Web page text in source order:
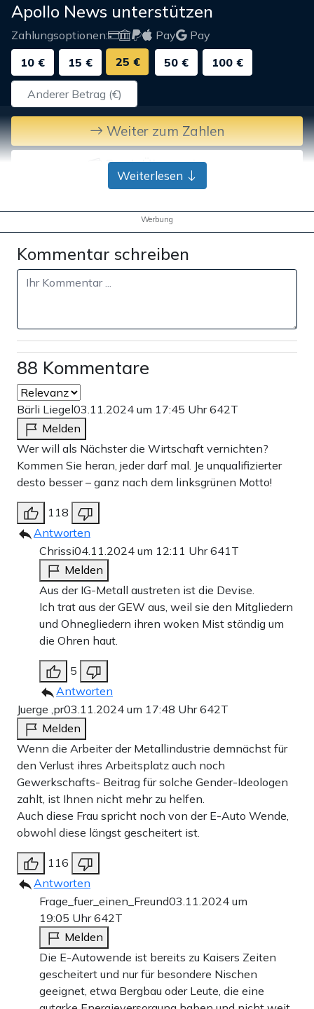
Apollo News unterstützen
Zahlungsoptionen: Pay
Pay
10 €
15 € 25 € 50 € 100 €
Weiter zum Zahlen
Bank-Überweisung
Weiterlesen
Werbung
Kommentar schreiben
88 Kommentare
Bärli Liegel03.11.2024 um 17:45 Uhr642T
Melden
Wer will als Nächster die Wirtschaft vernichten?
Kommen Sie heran, jeder darf mal. Je unqualifizierter
desto besser – ganz nach dem linksgrünen Motto!
118
Antworten
Chrissi04.11.2024 um 12:11 Uhr641T
Melden
Aus der IG-Metall austreten ist die Devise.
Ich trat aus der GEW aus, weil sie den Mitgliedern
und Ohnegliedern ihren woken Mist ständig um
die Ohren haut.
5
Antworten
Juerge ,pr03.11.2024 um 17:48 Uhr642T
Melden
Wenn die Arbeiter der Metallindustrie demnächst für
den Verlust ihres Arbeitsplatz auch noch
Gewerkschafts- Beitrag für solche Gender-Ideologen
zahlt, ist Ihnen nicht mehr zu helfen.
Auch diese Frau spricht noch von der E-Auto Wende,
obwohl diese längst gescheitert ist.
116
Antworten
Frage_fuer_einen_Freund03.11.2024 um
19:05 Uhr642T
Melden
Die E-Autowende ist bereits zu Kaisers Zeiten
gescheitert und nur für besondere Nischen
geeignet, etwa Bergbau oder Leute, die eine